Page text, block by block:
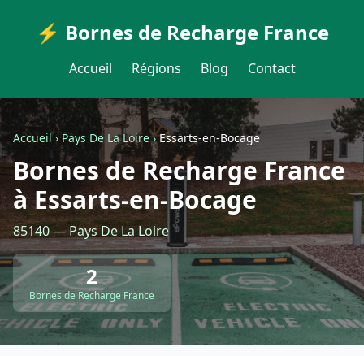
⚡ Bornes de Recharge France
Accueil Régions Blog Contact
Accueil›Pays De La Loire›Essarts-en-Bocage
Bornes de Recharge France
à Essarts-en-Bocage
85140 — Pays De La Loire
2
Bornes de Recharge France